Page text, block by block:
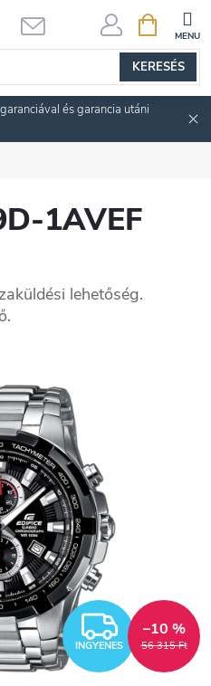
KERESÉS
KOSÁR
és garancia utáni
1AVEF
lehetőség.
INGYENES 56 315 Ft
–10 %